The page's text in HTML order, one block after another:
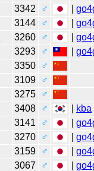
3342 ♂ |
3144 ♂ |
3260 ♂ |
3293 ♂ |
3350
♂
3109
♂
3275
♂
3408 ♂ kba
3141 ♂ |
3270 ♂ |
3159 ♂ |
3067 ♂ |